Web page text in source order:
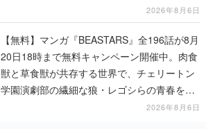
2026年8月6日
【無料】マンガ『BEASTARS』全196話が8月
20日18時まで無料キャンペーン開催中。肉食
獣と草食獣が共存する世界で、チェリートン
学園演劇部の繊細な狼・レゴシらの青春を描
2026年8月6日